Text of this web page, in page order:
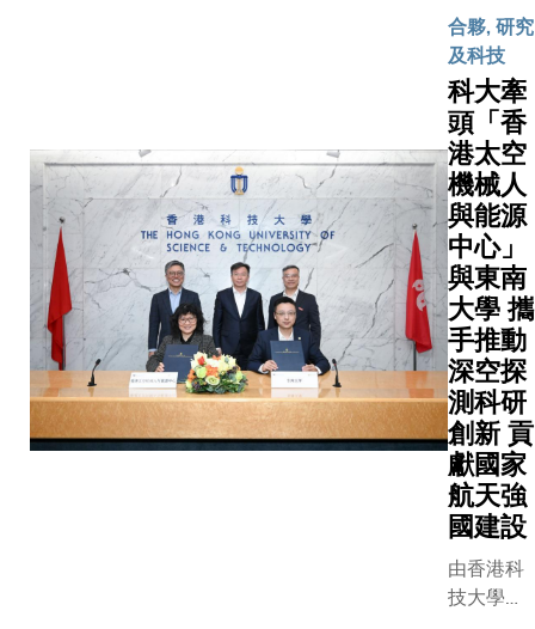
關服務難
以普及。
關懷社區
「長者護
腦社區計
劃」的推
行，正是
為了應對
這些挑
戰。計劃
倡導在社
區展開及
早、主動
的介入，
致力延緩
阿爾茲海
默症的徵
狀，從而
減輕照護
者與整體
社會的壓
社區計
劃」。
這項開
創性計
劃以社
區為
本，旨
在為香
港基層
長者提
供阿爾
茲海默
症及輕
度認知
障礙的
早期檢
測。科
大將聯
同東華
學院及
十多間
合夥, 研究
及科技
科大牽
頭「香
港太空
機械人
與能源
中心」
與東南
大學 攜
手推動
深空探
測科研
創新 貢
獻國家
航天強
國建設
由香港科
技大學